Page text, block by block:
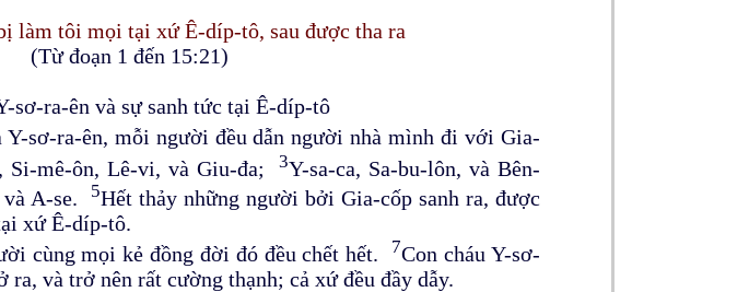
làm tôi mọi tại xứ Ê-díp-tô, sau được tha ra
(Từ đoạn 1 đến 15:21)
sơ-ra-ên và sự sanh tức tại Ê-díp-tô
sơ-ra-ên, mỗi người đều dẫn người nhà mình đi với Gia-
Si-mê-ôn, Lê-vi, và Giu-đa;3Y-sa-ca, Sa-bu-lôn, và Bên-
A-se. 5Hết thảy những người bởi Gia-cốp sanh ra, được
xứ Ê-díp-tô.
cùng mọi kẻ đồng đời đó đều chết hết. 7Con cháu Y-sơ-
ra, và trở nên rất cường thạnh; cả xứ đều đầy dẫy.